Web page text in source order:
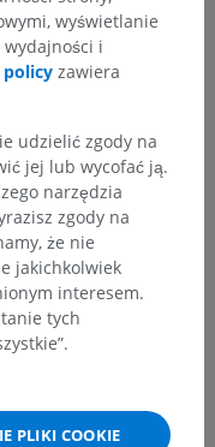
wyświetlanie
i
policy zawiera
udzielić zgody na
jej lub wycofać ją.
narzędzia
zgody na
że nie
jakichkolwiek
interesem.
tych
PLIKI COOKIE